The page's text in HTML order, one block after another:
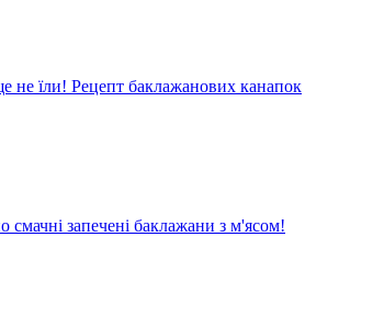
Рецепт баклажанових канапок
запечені баклажани з м'ясом!